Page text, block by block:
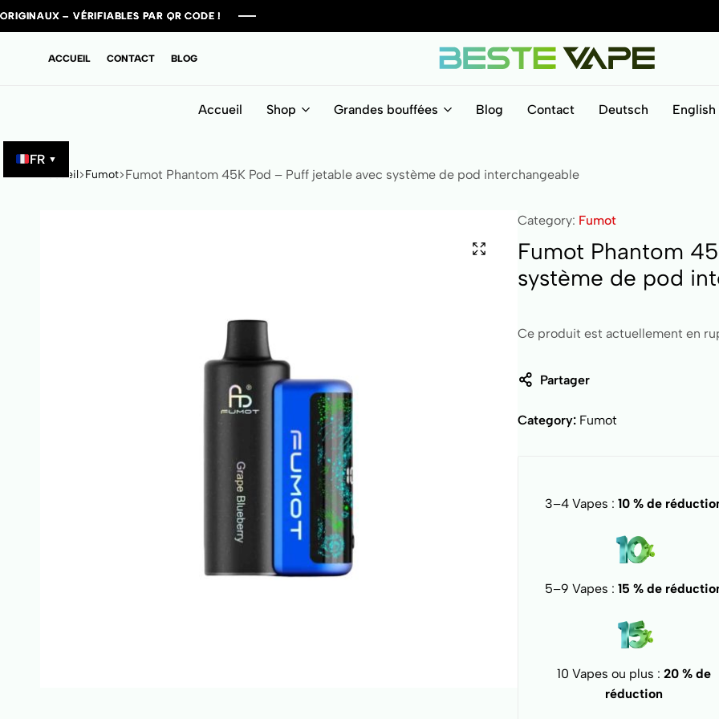
FR ▼
PAR QR CODE !
PAR QR CODE !
PAR QR CODE !
PAR QR CODE !
ACCUEIL CONTACT BLOG
Accueil
Shop Grandes bouffées Blog Contact Deutsch English
Accueil Fumot Fumot Phantom 45K Pod – Puff jetable avec système de pod interchangeable
Category: Fumot
Fumot Phantom
système de pod
Ce produit est actuellement en
Partager
Category: Fumot
3–4 Vapes : 10 % de
5–9 Vapes : 15 % de
10 Vapes ou plus : 20 % de
réduction